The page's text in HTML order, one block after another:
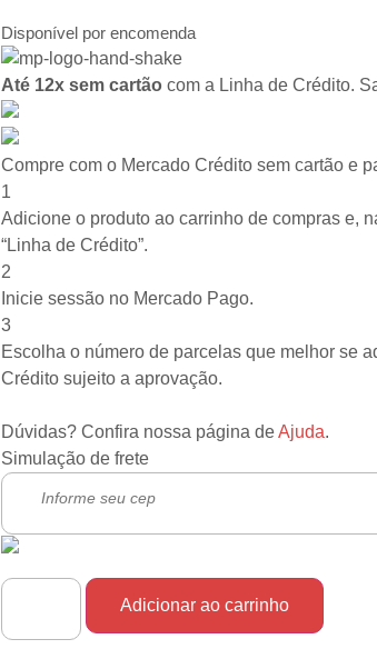
Disponível por encomenda
Até 12x sem cartão com a Linha de Crédito.
Compre com o Mercado Crédito sem cartão e
1
Adicione o produto ao carrinho de compras e,
“Linha de Crédito”.
2
Inicie sessão no Mercado Pago.
3
Escolha o número de parcelas que melhor se
Crédito sujeito a aprovação.
Dúvidas? Confira nossa página deAjuda.
Simulação de frete
Adicionar ao carrinho